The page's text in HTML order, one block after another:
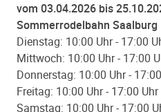
vom 03.04.2026 bis
Sommerrodelbahn Saalburg
Dienstag: 10:00 Uhr - 17:00
Mittwoch: 10:00 Uhr - 17:00
Donnerstag: 10:00 Uhr -
Freitag: 10:00 Uhr - 17:00 Uhr
Samstag: 10:00 Uhr - 17:00